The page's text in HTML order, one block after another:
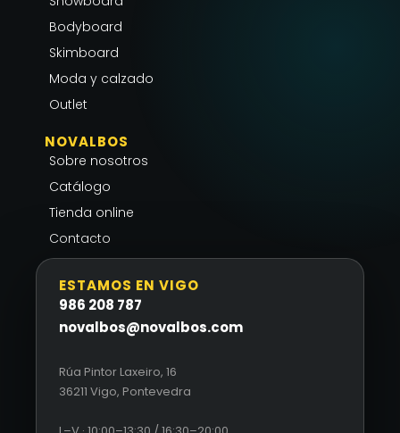
a
m
k
f
Bodyboard
Skimboard
Moda y calzado
Outlet
NOVALBOS
Sobre nosotros
Catálogo
Tienda online
Contacto
ESTAMOS EN VIGO
986 208 787
novalbos@novalbos.com
Rúa Pintor Laxeiro, 16
36211 Vigo, Pontevedra